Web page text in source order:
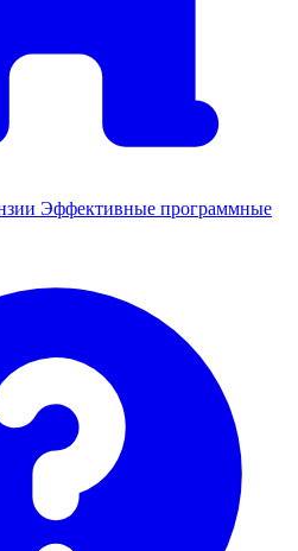
Эффективные программные